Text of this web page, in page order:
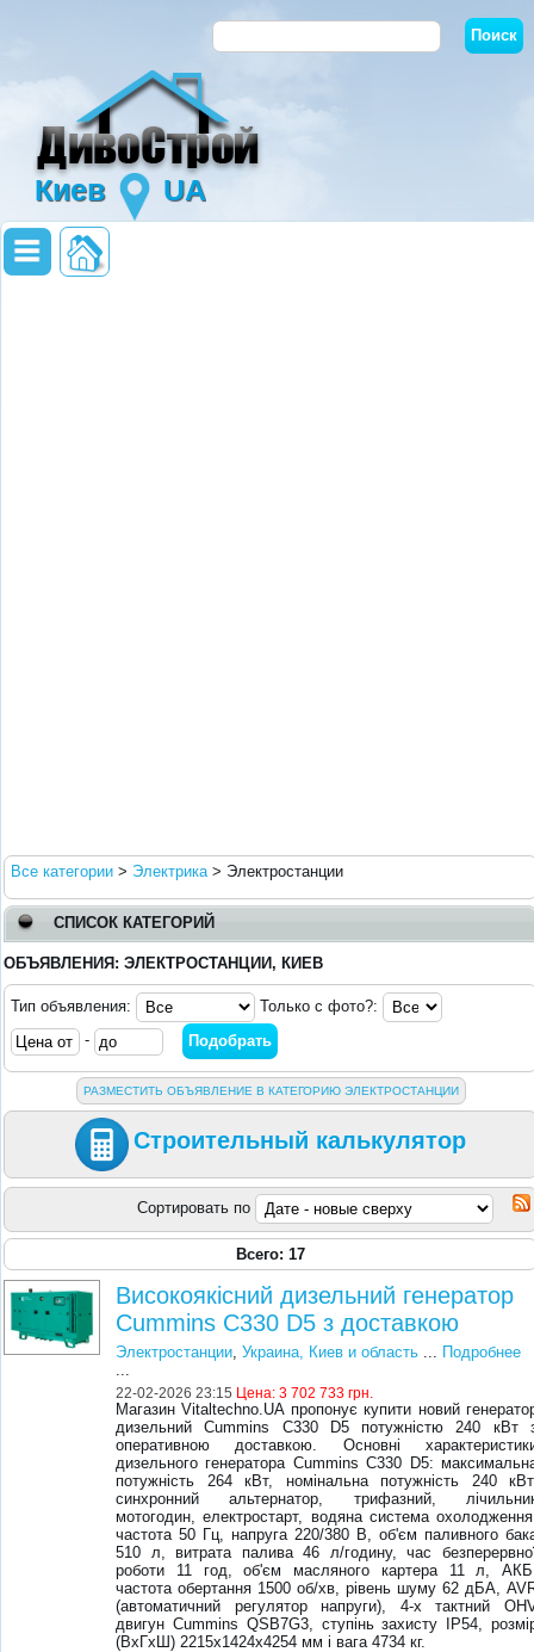
Киев UA
Все категории > Электрика> Электростанции
СПИСОК КАТЕГОРИЙ
ОБЪЯВЛЕНИЯ: ЭЛЕКТРОСТАНЦИИ, КИЕВ
Тип объявления:
Только с фото?:
-
РАЗМЕСТИТЬ ОБЪЯВЛЕНИЕ В КАТЕГОРИЮ ЭЛЕКТРОСТАНЦИИ
Строительный калькулятор
Сортировать по
Всего: 17
Високоякісний дизельний генератор
Cummins C330 D5 з доставкою
Электростанции,Украина, Киев и область ... Подробнее
...
22-02-2026 23:15 Цена:3 702 733 грн.
Магазин Vitaltechno.UA пропонує купити новий
дизельний Cummins C330 D5 потужністю 240 кВт
оперативною доставкою. Основні
дизельного генератора Cummins C330 D5:
потужність 264 кВт, номінальна потужність 240
синхронний альтернатор, трифазний,
мотогодин, електростарт, водяна система
частота 50 Гц, напруга 220/380 В, об'єм паливного
510 л, витрата палива 46 л/годину, час
роботи 11 год, об'єм масляного картера 11 л,
частота обертання 1500 об/хв, рівень шуму 62 дБА,
(автоматичний регулятор напруги), 4-х тактний
двигун Cummins QSB7G3, ступінь захисту IP54,
(ВхГхШ) 2215х1424х4254 мм і вага 4734 кг.